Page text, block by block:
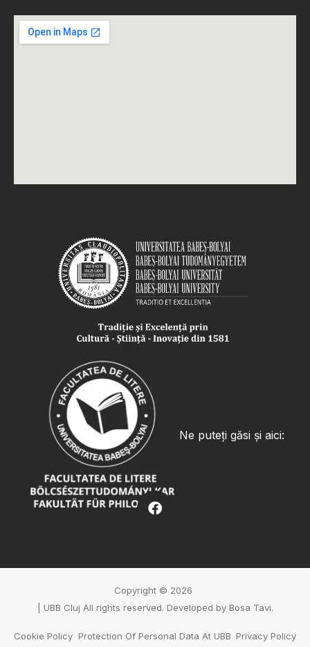
Ne puteți găsi și aici:
Copyright © 2026
| UBB Cluj All rights reserved. Developed by Bosa Tavi.
Cookie Policy Protection Of Personal Data At UBB Privacy Policy